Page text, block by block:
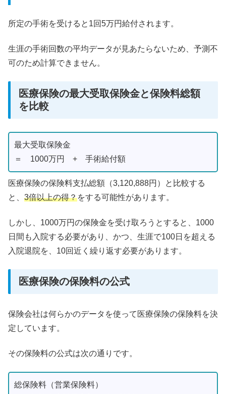
所定の手術を受けると1回5万円給付されます。
生涯の手術回数の平均データが見あたらないため、予測不
可のため計算できません。
医療保険の最大受取保険金と保険料総額
を比較
最大受取保険金
＝ 1000万円 + 手術給付額
医療保険の保険料支払総額（3,120,888円）と比較する
と、 3倍以上の得？をする可能性があります。
しかし、1000万円の保険金を受け取ろうとすると、1000
日間も入院する必要があり、かつ、生涯で100日を超える
入院退院を、10回近く繰り返す必要があります。
医療保険の保険料の公式
保険会社は何らかのデータを使って医療保険の保険料を決
定しています。
その保険料の公式は次の通りです。
総保険料（営業保険料）